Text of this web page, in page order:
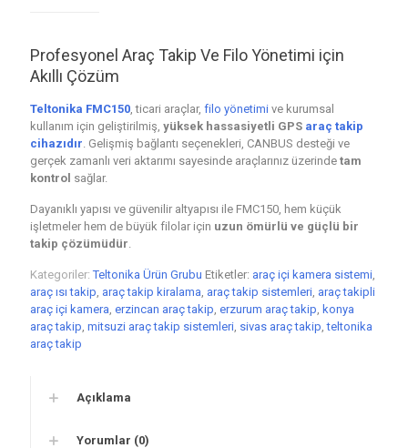
Profesyonel Araç Takip Ve Filo Yönetimi için
Akıllı Çözüm
Teltonika FMC150 , ticari araçlar, filo yönetimi ve kurumsal
kullanım için geliştirilmiş, yüksek hassasiyetli GPS araç takip
cihazıdır . Gelişmiş bağlantı seçenekleri, CANBUS desteği ve
gerçek zamanlı veri aktarımı sayesinde araçlarınız üzerinde tam
kontrol sağlar.
Dayanıklı yapısı ve güvenilir altyapısı ile FMC150, hem küçük
işletmeler hem de büyük filolar için uzun ömürlü ve güçlü bir
takip çözümüdür
Kategoriler:Teltonika Ürün Grubu Etiketler: araç içi kamera sistemi
araç ısı takip araç takip kiralama araç takip sistemleri araç takipli
araç içi kamera erzincan araç takip erzurum araç takip konya
araç takip mitsuzi araç takip sistemleri sivas araç takip ,teltonika
araç takip
Açıklama
Yorumlar (0)